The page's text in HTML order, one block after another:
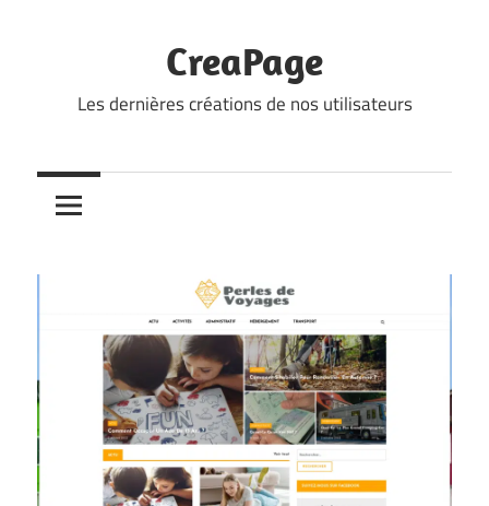
CreaPage
Les dernières créations de nos utilisateurs